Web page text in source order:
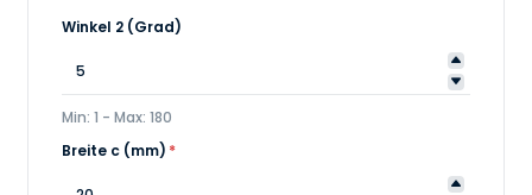
Winkel 2 (Grad)
Min: 1 - Max: 180
Breite c (mm) *